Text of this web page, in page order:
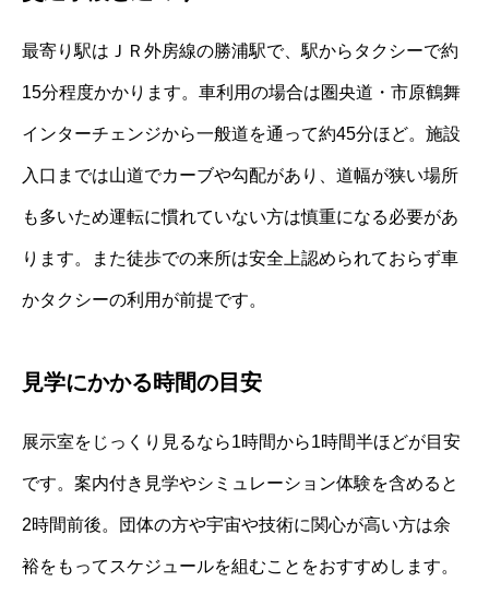
最寄り駅はＪＲ外房線の勝浦駅で、駅からタクシーで約
15分程度かかります。車利用の場合は圏央道・市原鶴舞
インターチェンジから一般道を通って約45分ほど。施設
入口までは山道でカーブや勾配があり、道幅が狭い場所
も多いため運転に慣れていない方は慎重になる必要があ
ります。また徒歩での来所は安全上認められておらず車
かタクシーの利用が前提です。
見学にかかる時間の目安
展示室をじっくり見るなら1時間から1時間半ほどが目安
です。案内付き見学やシミュレーション体験を含めると
2時間前後。団体の方や宇宙や技術に関心が高い方は余
裕をもってスケジュールを組むことをおすすめします。